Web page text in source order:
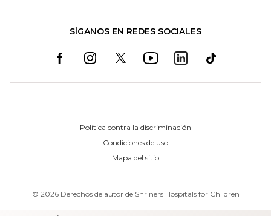
SÍGANOS EN REDES SOCIALES
Política contra la discriminación
Condiciones de uso
Mapa del sitio
© 2026 Derechos de autor de Shriners Hospitals for Children